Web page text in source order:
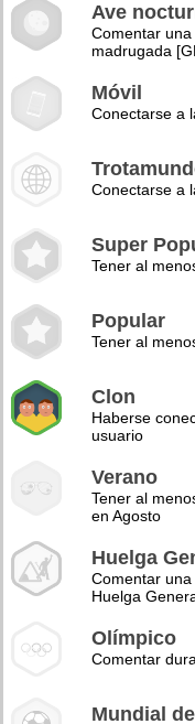
Ave
Comentar
madrugada
Móvil
Conectarse a
Conectarse a
Super
Tener al
Popular
Tener al
Clon
Haberse
usuario
Verano
Tener al
en Agosto
Huelga
Comentar
Huelga
Olímpico
Comentar
Mundial